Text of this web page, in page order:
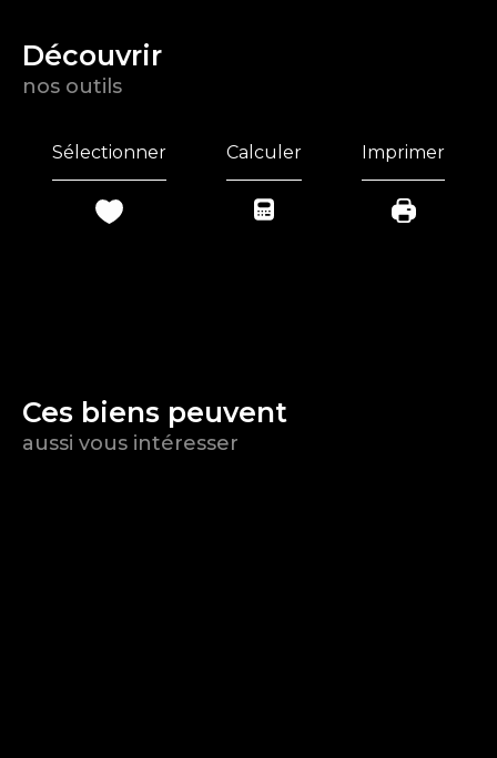
découvrir
nos outils
Sélectionner Calculer Imprimer
Ces biens peuvent
aussi vous intéresser